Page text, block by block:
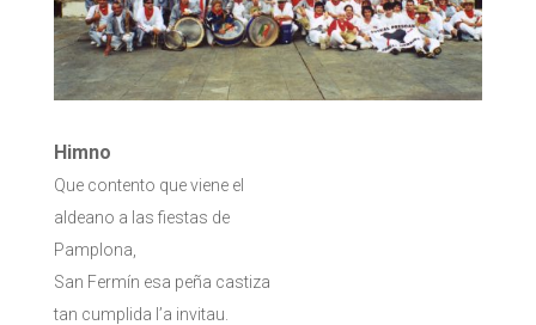
Himno
Que contento que viene el
aldeano a las fiestas de
Pamplona,
San Fermín esa peña castiza
tan cumplida l’a invitau.